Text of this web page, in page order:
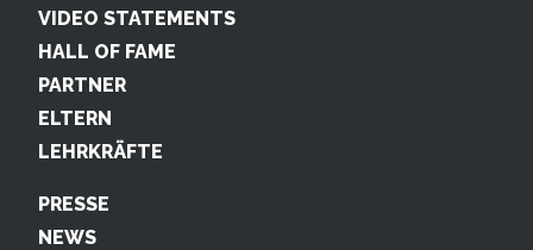
VIDEO STATEMENTS
HALL OF FAME
PARTNER
ELTERN
LEHRKRÄFTE
PRESSE
NEWS